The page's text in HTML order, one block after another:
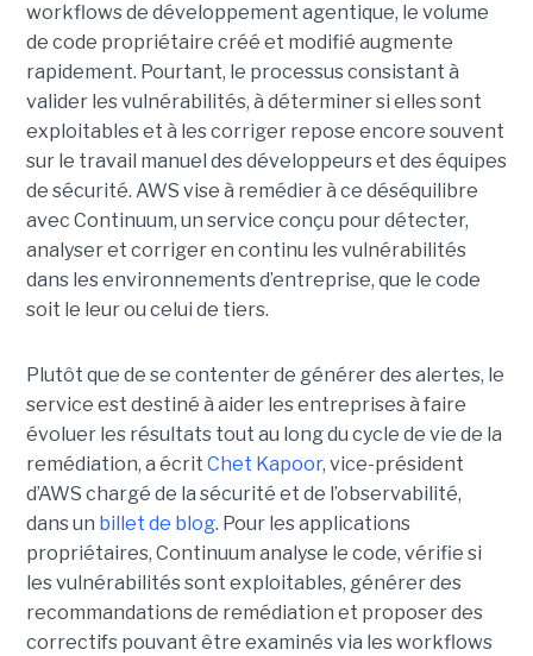
workflows de développement agentique, le volume
de code propriétaire créé et modifié augmente
rapidement. Pourtant, le processus consistant à
valider les vulnérabilités, à déterminer si elles sont
exploitables et à les corriger repose encore souvent
sur le travail manuel des développeurs et des équipes
de sécurité. AWS vise à remédier à ce déséquilibre
avec Continuum, un service conçu pour détecter,
analyser et corriger en continu les vulnérabilités
dans les environnements d’entreprise, que le code
soit le leur ou celui de tiers.
Plutôt que de se contenter de générer des alertes, le
service est destiné à aider les entreprises à faire
évoluer les résultats tout au long du cycle de vie de la
remédiation, a écrit Chet Kapoor, vice-président
d’AWS chargé de la sécurité et de l’observabilité,
dans un billet de blog. Pour les applications
propriétaires, Continuum analyse le code, vérifie si
les vulnérabilités sont exploitables, générer des
recommandations de remédiation et proposer des
correctifs pouvant être examinés via les workflows